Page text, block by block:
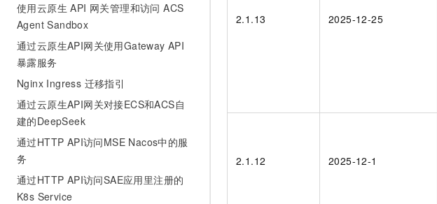
使用云原生 API 网关管理和访问 ACS
Agent Sandbox
通过云原生API网关使用Gateway API
暴露服务
Nginx Ingress 迁移指引
通过云原生API网关对接ECS和ACS自
建的DeepSeek
通过HTTP API访问MSE Nacos中的服
务
通过HTTP API访问SAE应用里注册的
K8s Service
2.1.13 2025-12-25
2.1.12 2025-12-1